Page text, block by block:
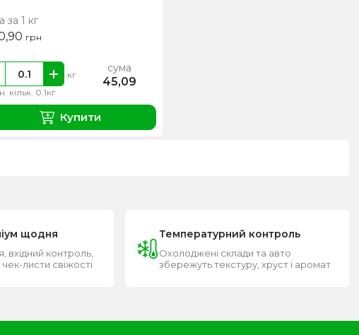
за 1 кг
грн
кільк. 0.1кг
кг сума
45,09
Купити
щодня
вхідний контроль,
чек-листи свіжості
Температурний контроль
Охолоджені склади та авто
збережуть текстуру, хруст і аромат